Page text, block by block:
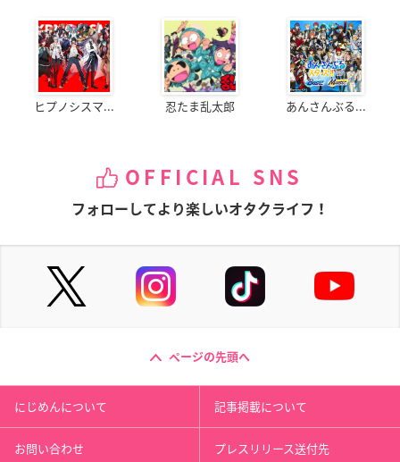
ヒプノシスマ... 忍たま乱太郎 あんさんぶる...
OFFICIAL SNS
フォローしてより楽しいオタクライフ！
ページの先頭へ
にじめんについて 記事掲載について
お問い合わせ プレスリリース送付先